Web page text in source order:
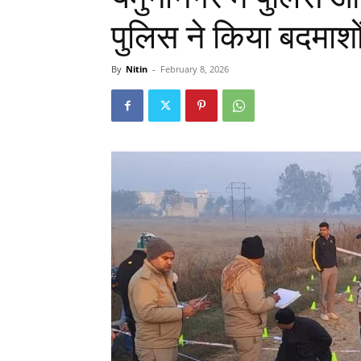
पुलिस ने किया
By Nitin - February 8, 2026